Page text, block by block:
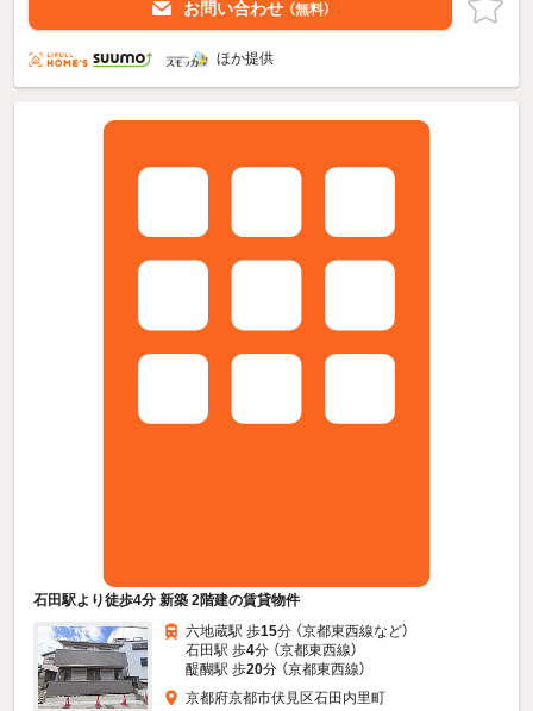
お問い合わせ （無料）
ほか提供
石田駅より徒歩4分 新築 2階建の賃貸物件
六地蔵駅 歩15分 （京都東西線など）
石田駅 歩4分 （京都東西線）
醍醐駅 歩20分 （京都東西線）
京都府京都市伏見区石田内里町